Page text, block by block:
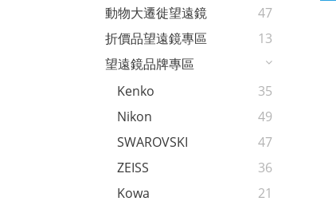
動物大遷徙望遠鏡
47
折價品望遠鏡專區
13
望遠鏡品牌專區
Kenko
35
Nikon
49
SWAROVSKI
47
ZEISS
36
Kowa
21